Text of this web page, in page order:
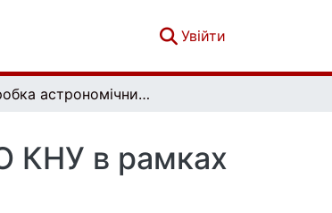
Увійти
Обробка астрономічних фотонегативів склотеки АО КНУ в рамках проекту УкрВО
КНУ в рамках